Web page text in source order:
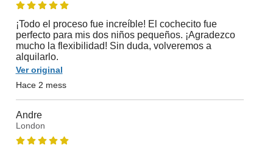
¡Todo el proceso fue increíble! El cochecito fue
perfecto para mis dos niños pequeños. ¡Agradezco
mucho la flexibilidad! Sin duda, volveremos a
alquilarlo.
Ver original
Hace 2 mess
Andre
London